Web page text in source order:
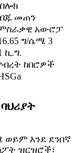
መጠን
አውሮፓ
ግ/ሴሜ 3
ኪ.ግ.
ከበሮዎች
ወይም እንደ ደንበኛ
ዝርዝሮች፣